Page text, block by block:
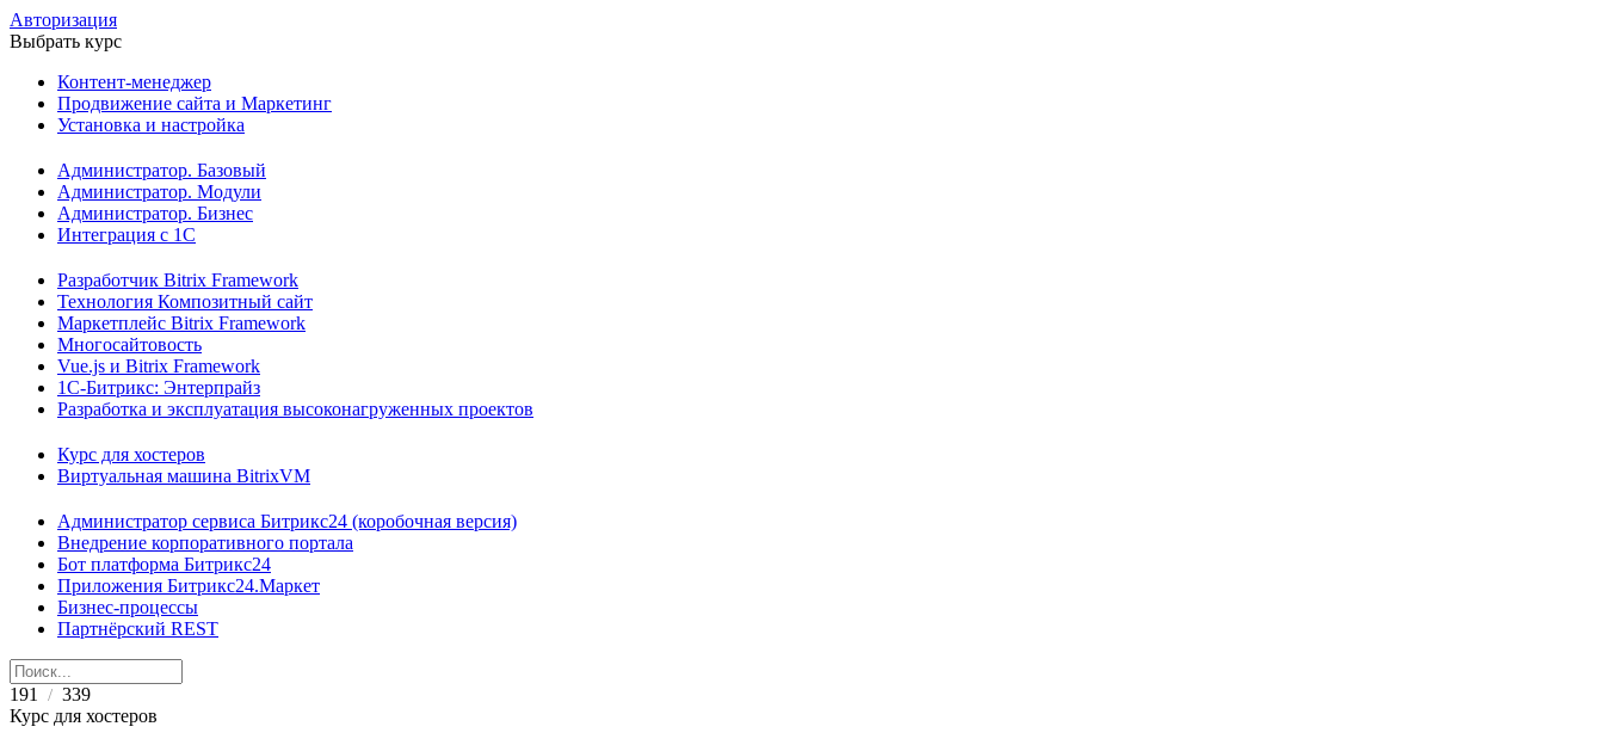
Авторизация
Выбрать курс
Контент-менеджер
Продвижение сайта и Маркетинг
Установка и настройка
Администратор. Базовый
Администратор. Модули
Администратор. Бизнес
Интеграция с 1С
Разработчик Bitrix Framework
Технология Композитный сайт
Маркетплейс Bitrix Framework
Многосайтовость
Vue.js и Bitrix Framework
1С-Битрикс: Энтерпрайз
Разработка и эксплуатация высоконагруженных проектов
Курс для хостеров
Виртуальная машина BitrixVM
Администратор сервиса Битрикс24 (коробочная версия)
Внедрение корпоративного портала
Бот платформа Битрикс24
Приложения Битрикс24.Маркет
Бизнес-процессы
Партнёрский REST
191 / 339
Курс для хостеров